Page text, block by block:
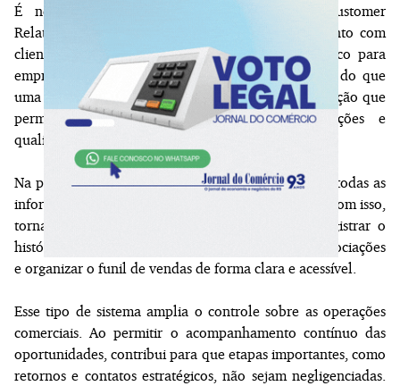
É nesse contexto que o CRM, sigla para Customer
Relationship Management (gestão de relacionamento com
clientes), se consolida como um recurso estratégico para
empresas que buscam crescer com estrutura. Mais do que
uma ferramenta, trata-se de um modelo de organização que
permite centralizar dados, acompanhar interações e
qualificar a gestão comercial.
Na prática, um CRM reúne, em um único ambiente, todas as
informações relacionadas aos clientes e às vendas. Com isso,
torna possível estruturar e acompanhar leads, registrar o
histórico de interações, visualizar o avanço das negociações
e organizar o funil de vendas de forma clara e acessível.
Esse tipo de sistema amplia o controle sobre as operações
comerciais. Ao permitir o acompanhamento contínuo das
oportunidades, contribui para que etapas importantes, como
retornos e contatos estratégicos, não sejam negligenciadas.